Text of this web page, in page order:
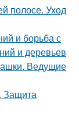
полосе. Уход
и борьба с
и деревьев
Ведущие
Защита